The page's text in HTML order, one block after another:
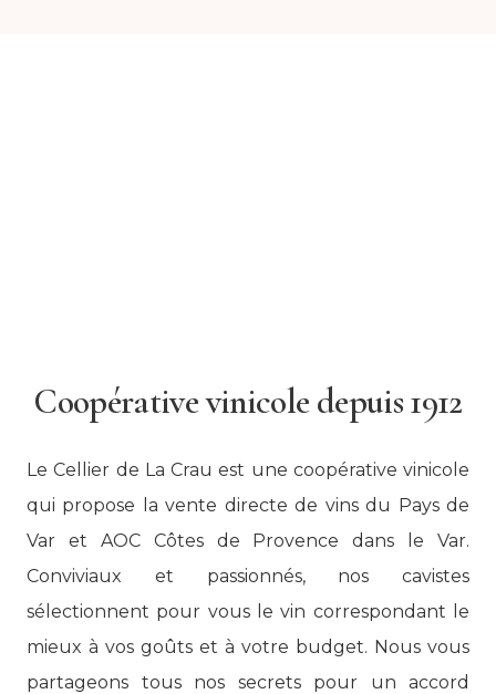
Coopérative vinicole depuis 1912
Le Cellier de La Crau est une coopérative vinicole
qui propose la vente directe de vins du Pays de
Var et AOC Côtes de Provence dans le Var.
Conviviaux et passionnés, nos cavistes
sélectionnent pour vous le vin correspondant le
mieux à vos goûts et à votre budget. Nous vous
partageons tous nos secrets pour un accord